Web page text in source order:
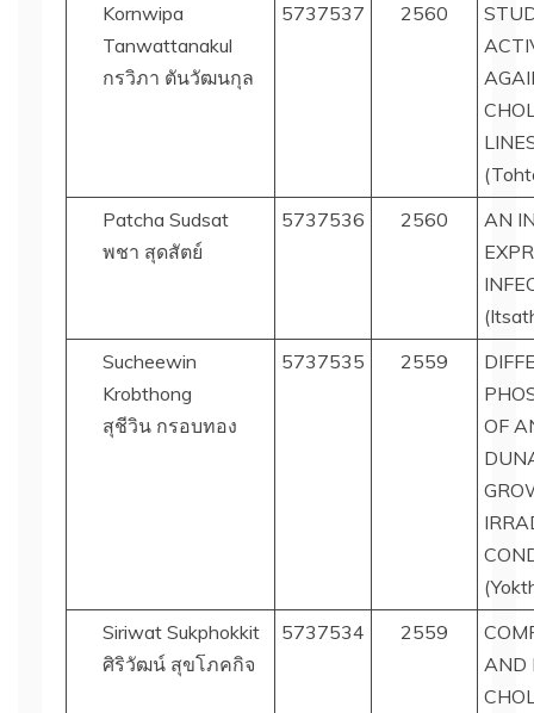
Kornwipa
Tanwattanakul
กรวิภา ตันวัฒนกุล
5737537 2560
Patcha Sudsat
พชา สุดสัตย์
5737536 2560
AN
Sucheewin
Krobthong
สุชีวิน กรอบทอง
5737535 2559
OF
Siriwat Sukphokkit
ศิริวัฒน์ สุขโภคกิจ
5737534 2559
AND